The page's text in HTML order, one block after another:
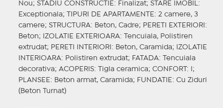
Nou; STADIU CONSTRUCTIE : Finalizat; STARE IMOBIL :
Exceptionala;
TIPURI DE APARTAMENTE : 2 camere, 3
camere; STRUCTURA: Beton, Cadre; PERETI EXTERIORI :
Beton;
IZOLATIE EXTERIOARA: Tencuiala, Polistiren
extrudat; PERETI INTERIORI : Beton, Caramida;
IZOLATIE
INTERIOARA: Polistiren extrudat; FATADA: Tencuiala
decorativa; ACOPERIS: Tigla ceramica; CONFORT : I;
PLANSEE : Beton armat, Caramida; FUNDATIE : Cu Ziduri
(Beton Turnat)